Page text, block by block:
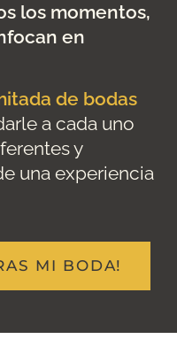
los momentos,
en
de bodas
a cada uno
y
una experiencia
MI BODA!